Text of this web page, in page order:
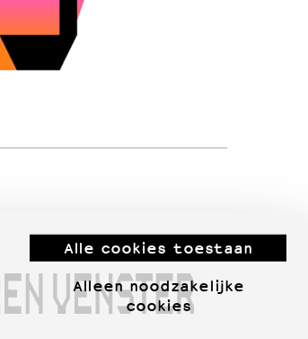
Alle cookies toestaan
Alleen noodzakelijke
cookies